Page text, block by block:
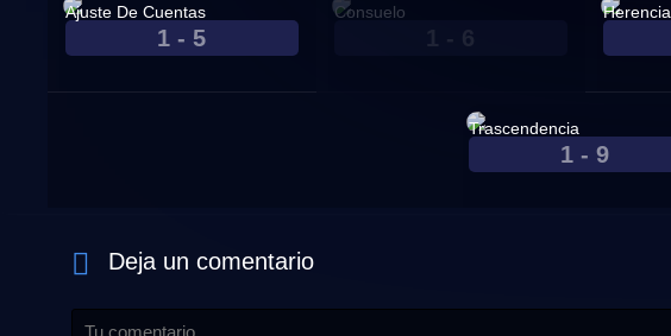
1 - 5
Ajuste De Cuentas Consuelo Herencia
1 - 9
Trascendencia
Deja un comentario